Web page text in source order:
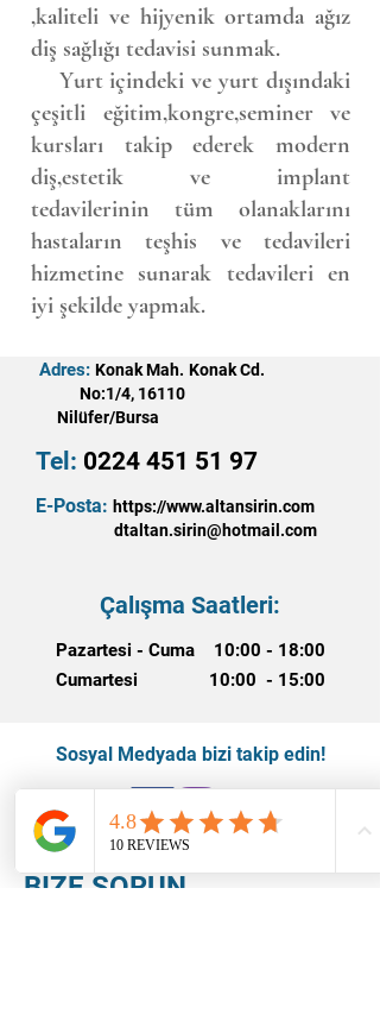
,kaliteli ve hijyenik ortamda ağız
diş sağlığı tedavisi sunmak.
Yurt içindeki ve yurt dışındaki
çeşitli eğitim,kongre,seminer ve
kursları takip ederek modern
diş,estetik ve implant
tedavilerinin tüm olanaklarını
hastaların teşhis ve tedavileri
hizmetine sunarak tedavileri en
iyi şekilde yapmak.
Adres:Konak Mah. Konak Cd.
No:1/4, 16110
Nilüfer/Bursa
Tel: 0224 451 51 97
E-Posta: https://www.altansirin.com
dtaltan.sirin@hotmail.com
Çalışma Saatleri:
Pazartesi - Cuma 10:00 - 18:00
Cumartesi 10:00 - 15:00
Sosyal Medyada bizi takip edin!
BİZE SORUN